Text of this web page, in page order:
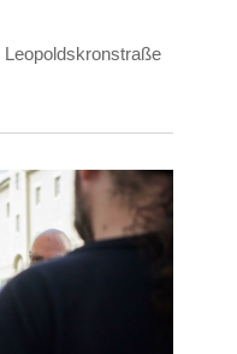
Leopoldskronstraße